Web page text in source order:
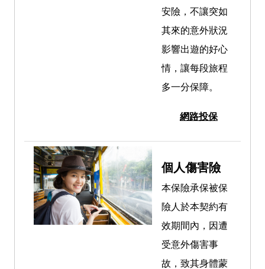
安險，不讓突如
其來的意外狀況
影響出遊的好心
情，讓每段旅程
多一分保障。
網路投保
個人傷害險
本保險承保被保
險人於本契約有
效期間內，因遭
受意外傷害事
故，致其身體蒙